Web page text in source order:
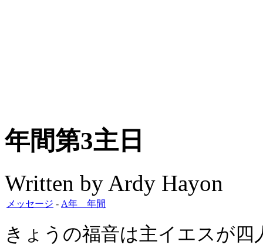
年間第3主日
Written by Ardy Hayon
メッセージ - A年 年間
きょうの福音は主イエスが